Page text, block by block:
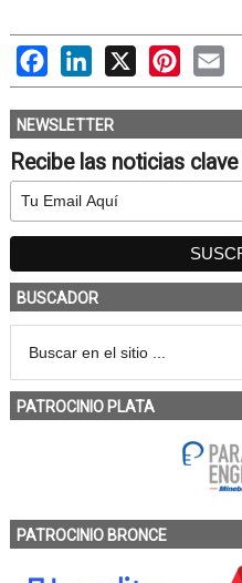
FacebookLinkedIn
X Pinterest
NEWSLETTER
Recibe las noticias
BUSCADOR
PATROCINIO PLATA
PATROCINIO BRONCE